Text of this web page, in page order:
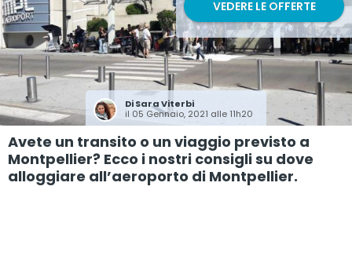
DiSara Viterbi
il 05 Gennaio, 2021 alle 11h20
VEDERE LE OFFERTE
Avete un transito o un viaggio previsto a
Montpellier? Ecco i nostri consigli su dove
alloggiare all’aeroporto di Montpellier.